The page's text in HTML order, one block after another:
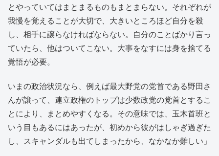
とやっていてはまとまるものもまとまらない。それぞれが
我慢を覚えることが大切で、大きいところほど自分を殺
し、相手に譲らなければならない。自分のことばかり言っ
ていたら、他はついてこない。大事をなすには身を捨てる
覚悟が必要。
いまの政治状況なら、例えば最大野党の党首である野田さ
んが譲って、連立政権のトップは少数政党の党首とするこ
とにより、まとめやすくなる。その意味では、玉木首班と
いう目もあるにはあったが、初めから彼がはしゃぎ過ぎた
し、スキャンダルも出てしまったから、なかなか難しい」